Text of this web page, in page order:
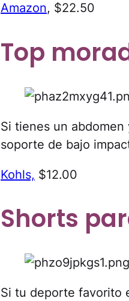
Amazon, $22.50
Top
Si tienes un
soporte de bajo
Kohls, $12.00
Shorts
Si tu deporte favorito